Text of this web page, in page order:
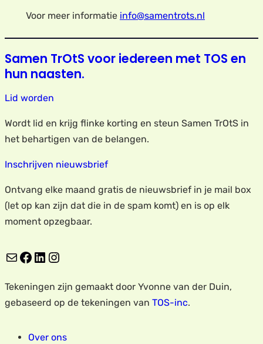
Voor meer informatie info@samentrots.nl
Samen TrOtS voor iedereen met TOS en
hun naasten.
Lid worden
Wordt lid en krijg flinke korting en steun Samen TrOtS in
het behartigen van de belangen.
Inschrijven nieuwsbrief
Ontvang elke maand gratis de nieuwsbrief in je mail box
(let op kan zijn dat die in de spam komt) en is op elk
moment opzegbaar.
E-mail Facebook LinkedIn Instagram
Tekeningen zijn gemaakt door Yvonne van der Duin,
gebaseerd op de tekeningen van TOS-inc.
Over ons